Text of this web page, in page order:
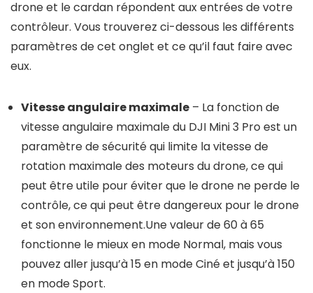
drone et le cardan répondent aux entrées de votre
contrôleur. Vous trouverez ci-dessous les différents
paramètres de cet onglet et ce qu’il faut faire avec
eux.
Vitesse angulaire maximale – La fonction de
vitesse angulaire maximale du DJI Mini 3 Pro est un
paramètre de sécurité qui limite la vitesse de
rotation maximale des moteurs du drone, ce qui
peut être utile pour éviter que le drone ne perde le
contrôle, ce qui peut être dangereux pour le drone
et son environnement.Une valeur de 60 à 65
fonctionne le mieux en mode Normal, mais vous
pouvez aller jusqu’à 15 en mode Ciné et jusqu’à 150
en mode Sport.